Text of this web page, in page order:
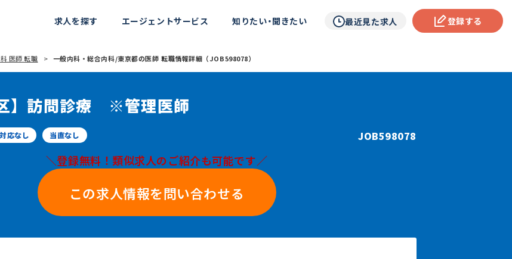
求人を探す エージェントサービス 知りたい・聞きたい 最近見た求人 登録する
医師 転職 一般内科・総合内科/東京都の医師 転職情報詳細（JOB598078）
区】訪問診療 ※管理医師
応なし 当直なし JOB598078
＼登録無料！類似求人のご紹介も可能です／
この求人情報を問い合わせる